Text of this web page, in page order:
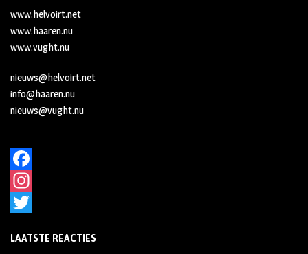
www.helvoirt.net
www.haaren.nu
www.vught.nu
nieuws@helvoirt.net
info@haaren.nu
nieuws@vught.nu
F
a
LAATSTE REACTIES